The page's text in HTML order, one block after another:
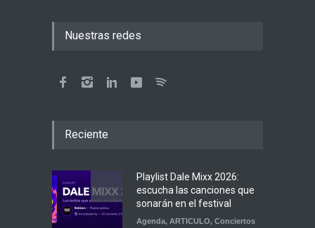
Nuestras redes
Reciente
Playlist Dale Mixx 2026:
escucha las canciones que
sonarán en el festival
Agenda, ARTICULO, Conciertos